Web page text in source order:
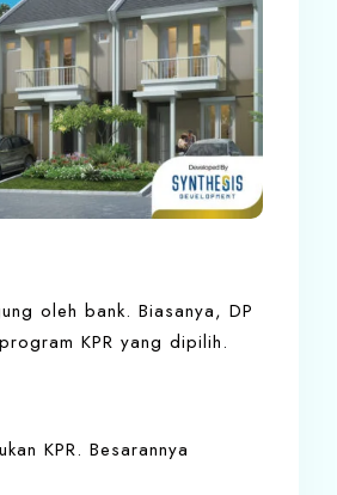
oleh bank. Biasanya, DP
KPR yang dipilih.
KPR. Besarannya